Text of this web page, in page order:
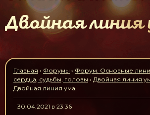
Двойная линия
Главная › Форумы › Форум. Основные
сердца, судьбы, головы › Двойная линия
Двойная линия ума.
30.04.2021 в 23:36